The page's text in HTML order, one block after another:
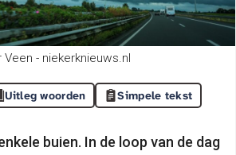
- niekerknieuws.nl
Uitleg woorden Simpele tekst
buien. In de loop van de dag